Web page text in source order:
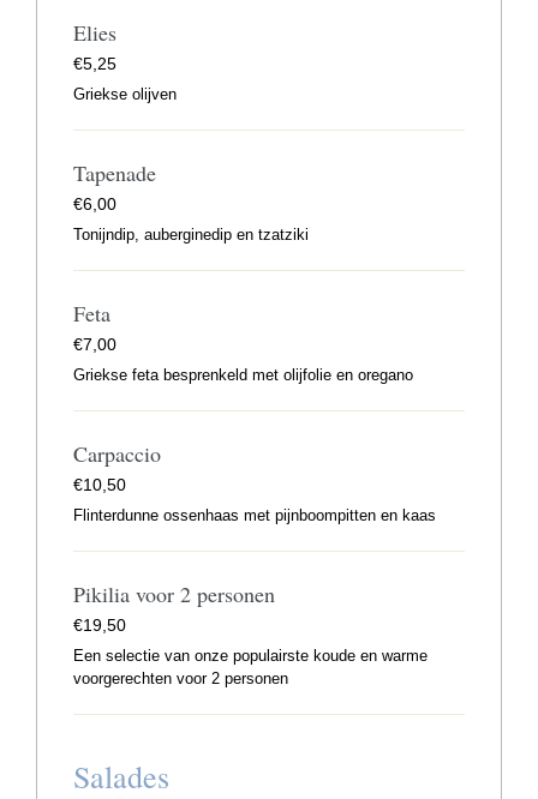
Elies
€5,25
Griekse olijven
Tapenade
€6,00
Tonijndip, auberginedip en tzatziki
Feta
€7,00
Griekse feta besprenkeld met olijfolie en oregano
Carpaccio
€10,50
Flinterdunne ossenhaas met pijnboompitten en kaas
Pikilia voor 2 personen
€19,50
Een selectie van onze populairste koude en warme
voorgerechten voor 2 personen
Salades